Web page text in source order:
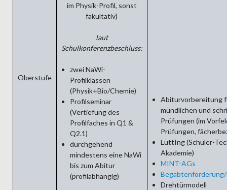
Oberstufe
im Physik-Profil, sonst
fakultativ)
laut
Schulkonferenzbeschluss:
zwei NaWi-
Profilklassen
(Physik+Bio/Chemie)
Profilseminar
(Vertiefung des
Profilfaches in Q1 &
Q2.1)
durchgehend
mindestens eine NaWi
bis zum Abitur
(profilabhängig)
Abiturvorbereitung
mündlichen und
Prüfungen (im
Prüfungen,
LüttIng (Schüler-
Akademie)
MINT-AGs
Drehtürmodell